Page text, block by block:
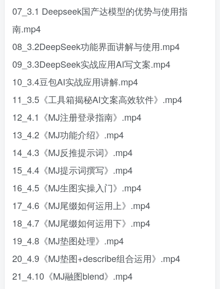
07_3.1 Deepseek国产达模型的优势与使用指
南.mp4
08_3.2DeepSeek功能界面讲解与使用.mp4
09_3.3DeepSeek实战应用AI写文案.mp4
10_3.4豆包AI实战应用讲解.mp4
11_3.5《工具箱揭秘AI文案高效软件》.mp4
12_4.1《MJ注册登录指南》.mp4
13_4.2《MJ功能介绍》.mp4
14_4.3《MJ反推提示词》.mp4
15_4.4《MJ提示词撰写》.mp4
16_4.5《MJ生图实操入门》.mp4
17_4.6《MJ尾缀如何运用上》.mp4
18_4.7《MJ尾缀如何运用下》.mp4
19_4.8《MJ垫图处理》.mp4
20_4.9《MJ垫图+describe组合运用》.mp4
21_4.10《MJ融图blend》.mp4